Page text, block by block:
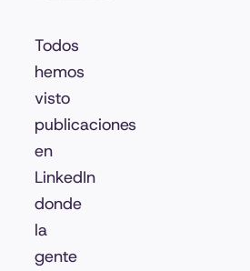
Todos
hemos
visto
publicaciones
en
LinkedIn
donde
la
gente